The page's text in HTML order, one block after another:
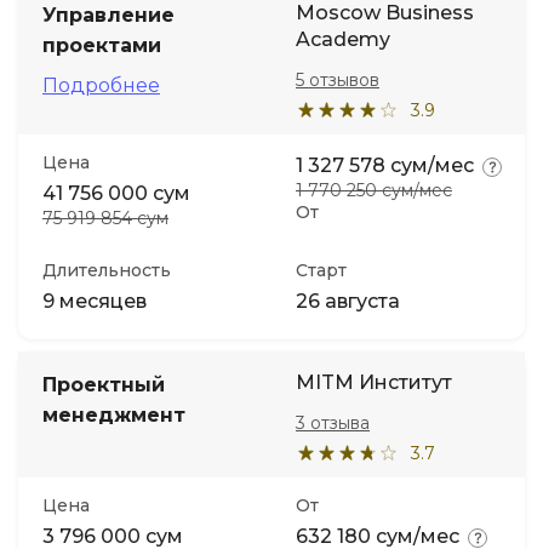
Управление
проектами
Подробнее
Moscow Business
Academy
3.9
5 отзывов
Цена
41 756 000 сум
75 919 854 сум От
1 327 578 сум/мес
1 770 250 сум/мес
Длительность
9 месяцев
Старт
26 августа
Проектный
менеджмент
MITM Институт
3.7
3 отзыва
Цена
3 796 000 сум
От
632 180 сум/мес